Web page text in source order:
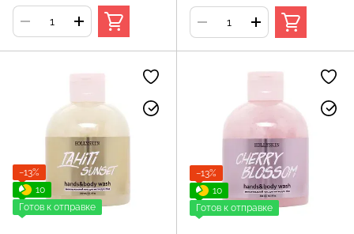
−13%
10
Готов к отправке
−13%
10
Готов к отправке